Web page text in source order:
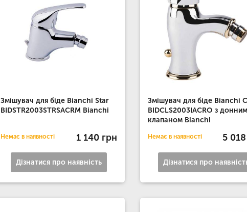
Змішувач для біде Bianchi Star
BIDSTR2003STRSACRM Bianchi
Немає в наявності 1 140 грн
Дізнатися про наявність
Змішувач для біде Bianchi
BIDCLS2003IACRO з донним
клапаном Bianchi
Немає в наявності 5
Дізнатися про